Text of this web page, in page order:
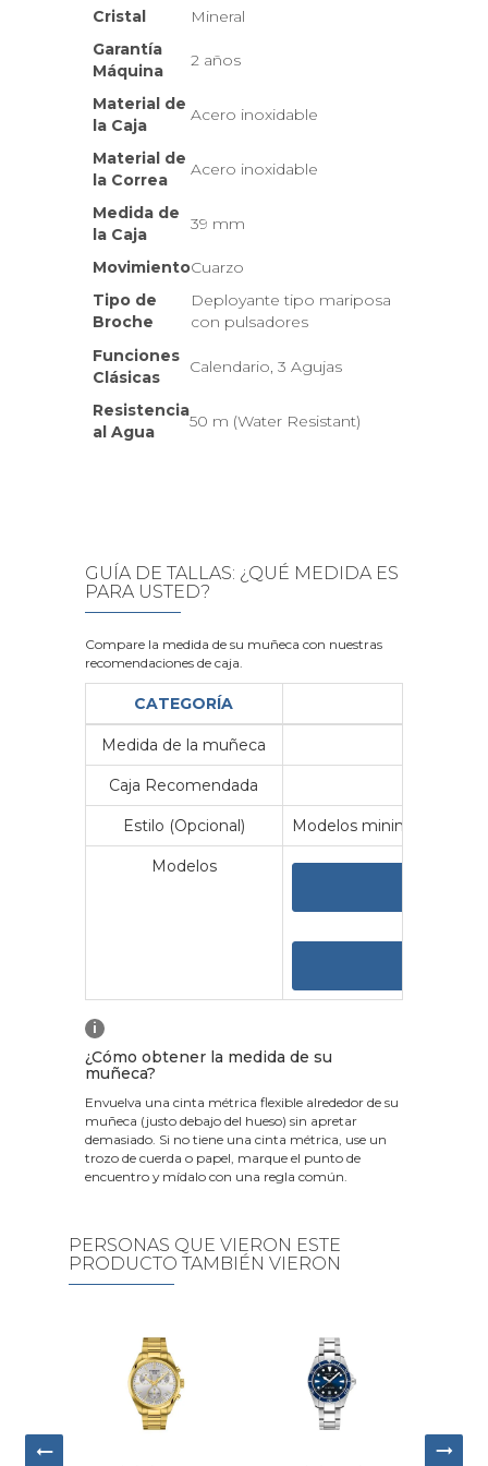
Cristal
Mineral
Garantía
Máquina
2 años
Material de
la Caja
Acero inoxidable
Material de
la Correa
Acero inoxidable
Medida de
la Caja
39 mm
MovimientoCuarzo
Tipo de
Broche
Deployante tipo mariposa
con pulsadores
Funciones
Clásicas
Calendario, 3 Agujas
Resistencia
al Agua
50 m (Water Resistant)
GUÍA DE TALLAS: ¿QUÉ MEDIDA ES
PARA USTED?
Compare la medida de su muñeca con nuestras
recomendaciones de caja.
CATEGORÍA
Medida de la muñeca
Caja Recomendada
Estilo (Opcional) Modelos minimalistas y
Modelos
i
¿Cómo obtener la medida de su
muñeca?
Envuelva una cinta métrica flexible alrededor de su
muñeca (justo debajo del hueso) sin apretar
demasiado. Si no tiene una cinta métrica, use un
trozo de cuerda o papel, marque el punto de
encuentro y mídalo con una regla común.
PERSONAS QUE VIERON ESTE
PRODUCTO TAMBIÉN VIERON